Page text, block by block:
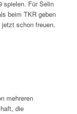
spielen. Für Selin
beim TKR geben
schon freuen.
mehreren
die